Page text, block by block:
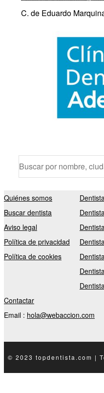
C. de Eduardo
Quiénes somos
Buscar dentista
Aviso legal
Política de privacidad
Política de cookies
Contactar
Email : hola@webaccion.com
© 2023 topdentista.com |